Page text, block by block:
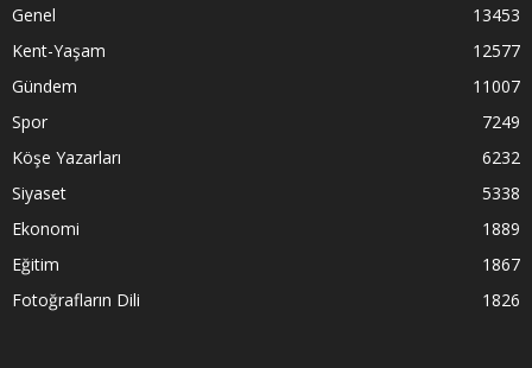
Genel
13453
Kent-Yaşam
12577
Gündem
11007
Spor
7249
Köşe Yazarları
6232
Siyaset
5338
Ekonomi
1889
Eğitim
1867
Fotoğrafların Dili
1826